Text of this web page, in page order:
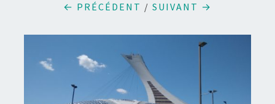
← PRÉCÉDENT / SUIVANT →